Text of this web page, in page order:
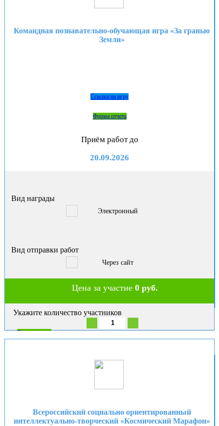
Командная познавательно-обучающая игра «За гранью
Земли»
Ссылка на игру
Форма отчета
Приём работ до
20.09.2026
Вид награды
Электронный
Вид отправки работ
Через сайт
Цена за участие0 руб.
Укажите количество участников
В корзину
Всероссийский социально ориентированный
интеллектуально-творческий «Космический Марафон»